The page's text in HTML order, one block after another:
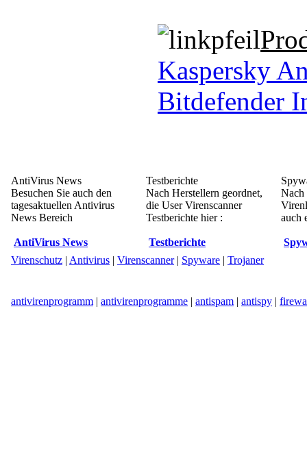
Kaspersky
Bitdefender
AntiVirus News
Besuchen Sie auch den
tagesaktuellen Antivirus
News Bereich
AntiVirus News
Testberichte
Nach Herstellern geordnet,
die User Virenscanner
Testberichte hier :
Testberichte
Nach
auch
Virenschutz | Antivirus | Virenscanner| Spyware | Trojaner
antivirenprogramm | antivirenprogramme | antispam | antispy |